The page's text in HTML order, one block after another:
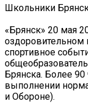
Школьники
«Брянск» 20 мая
спортивное
Брянска. Более 90
выполнении
и Обороне).